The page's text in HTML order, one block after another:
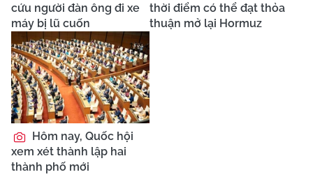
cứu người đàn ông đi xe
máy bị lũ cuốn
thời điểm có thể đạt thỏa
thuận mở lại Hormuz
Hôm nay, Quốc hội
xem xét thành lập hai
thành phố mới